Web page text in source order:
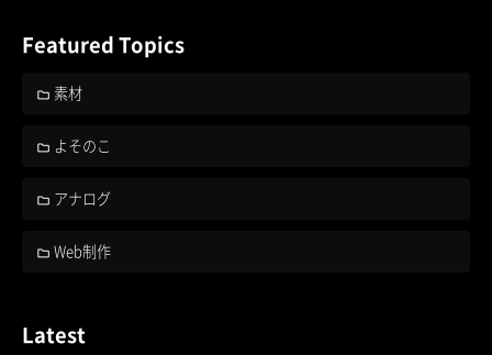
Featured Topics
素材
よそのこ
アナログ
Web制作
Latest